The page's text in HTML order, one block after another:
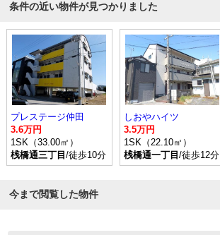
条件の近い物件が見つかりました
プレステージ仲田
3.6万円
1SK（33.00㎡）
桟橋通三丁目 /徒歩10分
しおやハイツ
3.5万円
1SK（22.10㎡）
桟橋通一丁目 /徒歩12分
今まで閲覧した物件